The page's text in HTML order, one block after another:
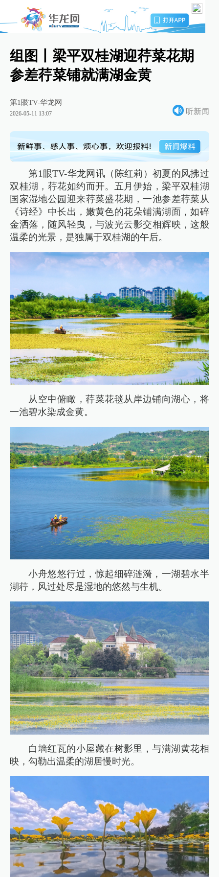
组图丨梁平双桂湖迎荇菜花期
参差荇菜铺就满湖金黄
第1眼TV-华龙网
2026-05-11 13:07 听新闻
第1眼TV-华龙网讯（陈红莉）初夏的风拂过
双桂湖，荇花如约而开。五月伊始，梁平双桂湖
国家湿地公园迎来荇菜盛花期，一池参差荇菜从
《诗经》中长出，嫩黄色的花朵铺满湖面，如碎
金洒落，随风轻曳，与波光云影交相辉映，这般
温柔的光景，是独属于双桂湖的午后。
从空中俯瞰，荇菜花毯从岸边铺向湖心，将
一池碧水染成金黄。
小舟悠悠行过，惊起细碎涟漪，一湖碧水半
湖荇，风过处尽是湿地的悠然与生机。
白墙红瓦的小屋藏在树影里，与满湖黄花相
映，勾勒出温柔的湖居慢时光。